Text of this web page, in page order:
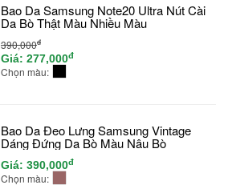
Bao Da Samsung Note20 Ultra Nút Cài
Da Bò Thật Màu Nhiều Màu
390,000đ
Giá: 277,000đ
Chọn màu:
Bao Da Đeo Lưng Samsung Vintage
Dáng Đứng Da Bò Màu Nâu Bò
Giá: 390,000đ
Chọn màu: